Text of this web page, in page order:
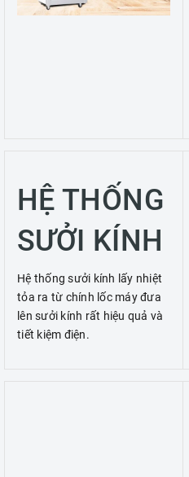
HỆ THỐNG
SƯỞI KÍNH
Hệ thống sưởi kính lấy nhiệt
tỏa ra từ chính lốc máy đưa
lên sưởi kính rất hiệu quả và
tiết kiệm điện.